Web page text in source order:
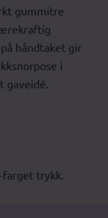
gummitre
håndtaket gir
i
gaveidé.
trykk.